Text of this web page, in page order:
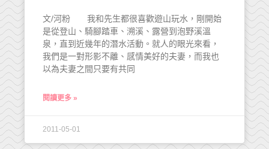
文/河粉 我和先生都很喜歡遊山玩水，剛開始
是從登山、騎腳踏車、溯溪、露營到泡野溪溫
泉，直到近幾年的潛水活動。就人的眼光來看，
我們是一對形影不離、感情美好的夫妻，而我也
以為夫妻之間只要有共同
閱讀更多 »
2011-05-01